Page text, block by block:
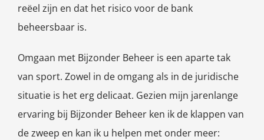
reëel zijn en dat het risico voor de bank
beheersbaar is.
Omgaan met Bijzonder Beheer is een aparte tak
van sport. Zowel in de omgang als in de juridische
situatie is het erg delicaat. Gezien mijn jarenlange
ervaring bij Bijzonder Beheer ken ik de klappen van
de zweep en kan ik u helpen met onder meer: